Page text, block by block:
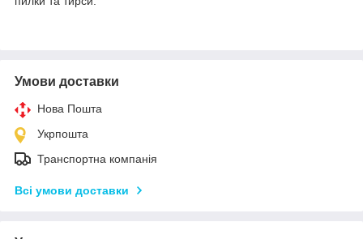
Умови доставки
Нова Пошта
Укрпошта
Транспортна компанія
Всі умови доставки